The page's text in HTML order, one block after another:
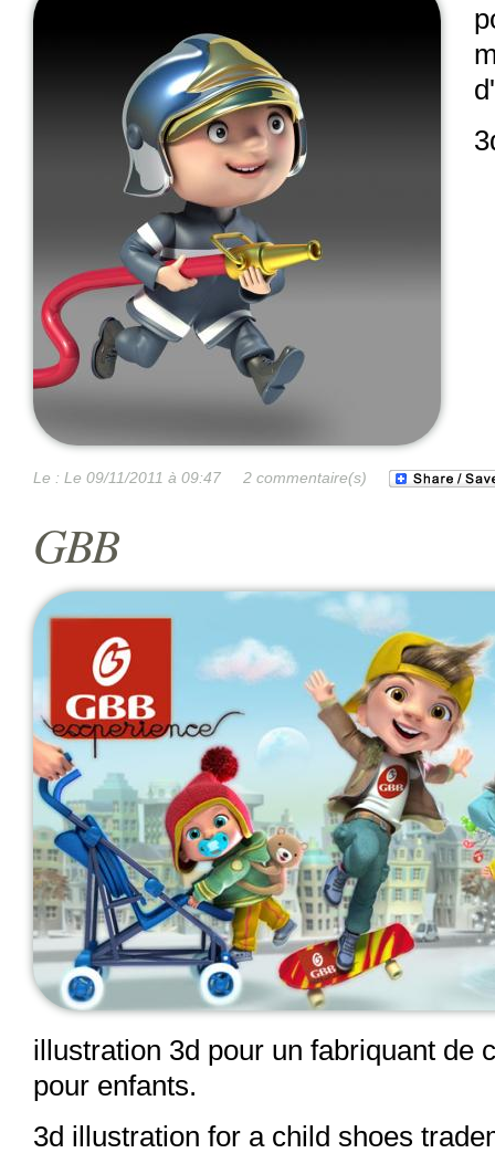
Le : Le 09/11/2011 à 09:47 2 commentaire(s)
GBB
illustration 3d pour un fabriquant de
pour enfants.
3d illustration for a child shoes